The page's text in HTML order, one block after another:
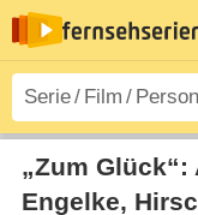
„Zum Glück“:
Engelke,